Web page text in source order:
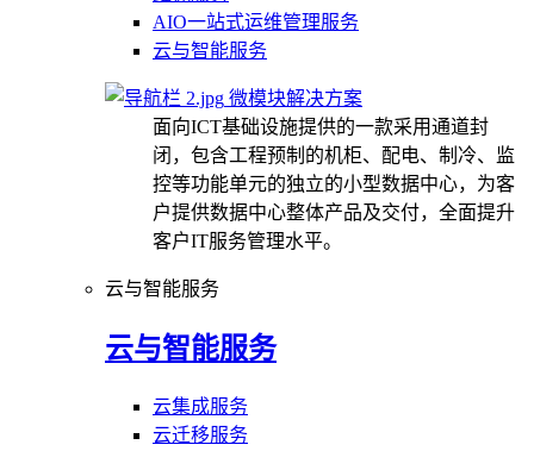
AIO一站式运维管理服务
云与智能服务
微模块解决方案
面向ICT基础设施提供的一款采用通道封
闭，包含工程预制的机柜、配电、制冷、监
控等功能单元的独立的小型数据中心，为客
户提供数据中心整体产品及交付，全面提升
客户IT服务管理水平。
云与智能服务
云与智能服务
云集成服务
云迁移服务